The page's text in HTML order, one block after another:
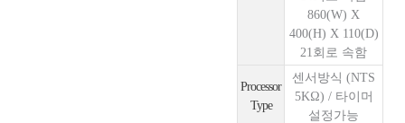
860(W) X
400(H) X 110(D)
21회로 속함
Processor
Type
센서방식 (NTS
5KΩ) / 타이머
설정가능